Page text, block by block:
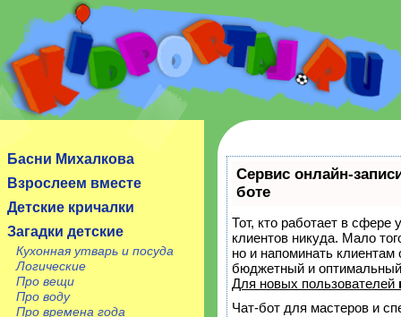
Сайт посвящен детям, их родителям, учителям и
Басни Михалкова
Взрослеем вместе
Детские кричалки
Загадки детские
Кухонная утварь и посуда
Логические
Про вещи
Про воду
Про времена года
Сервис онлайн-
боте
Тот, кто работает в сфере
клиентов никуда. Мало
но и напоминать
бюджетный и
Для новых пользователей
Чат-бот для мастеров и